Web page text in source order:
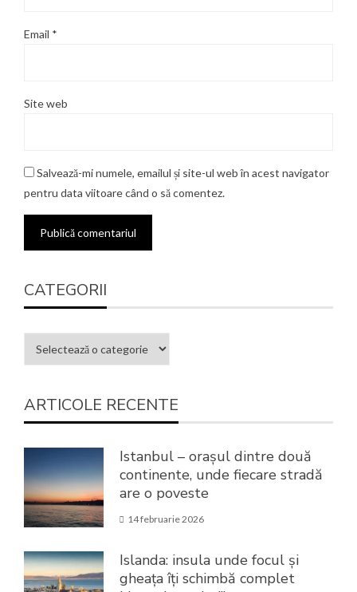
Email *
Site web
Salvează-mi numele, emailul și site-ul web în acest navigator
pentru data viitoare când o să comentez.
CATEGORII
ARTICOLE RECENTE
Istanbul – orașul dintre două
continente, unde fiecare stradă
are o poveste
14 februarie 2026
Islanda: insula unde focul și
gheața îți schimbă complet